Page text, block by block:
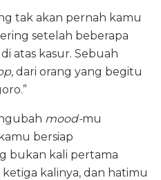
tak akan pernah kamu
setelah beberapa
atas kasur. Sebuah
, dari orang yang begitu
mood-mu
bersiap
bukan kali pertama
kalinya, dan hatimu